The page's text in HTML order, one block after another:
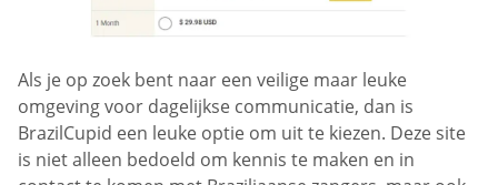
Als je op zoek bent naar een veilige maar leuke
omgeving voor dagelijkse communicatie, dan is
BrazilCupid een leuke optie om uit te kiezen. Deze site
is niet alleen bedoeld om kennis te maken en in